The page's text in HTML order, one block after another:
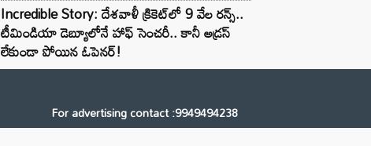
Incredible Story: దేశవాళీ క్రికెట్‌లో 9 వేల రన్స్..
టీమిండియా డెబ్యూలోనే హాఫ్ సెంచరీ.. కానీ అడ్రస్
లేకుండా పోయిన ఓపెనర్!
For advertising contact :9949494238
Email: digital@ntvnetwork.com